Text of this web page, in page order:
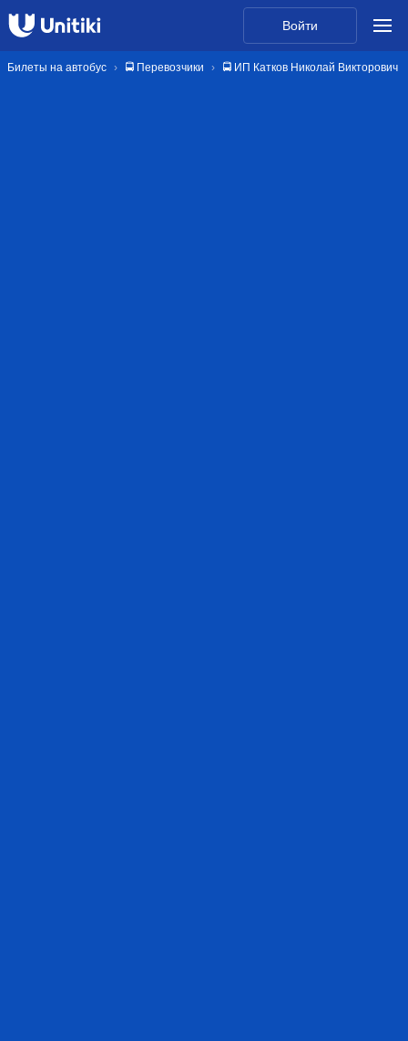
Войти
Билеты на автобус 🚍 Перевозчики 🚍 ИП Катков Николай Викторович